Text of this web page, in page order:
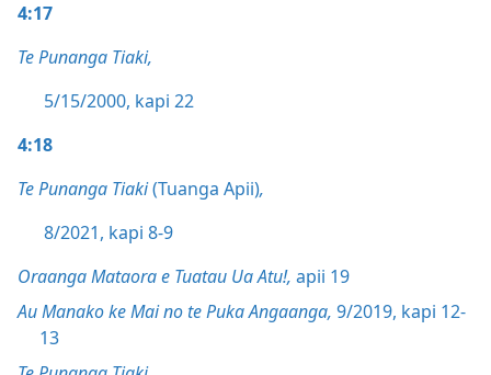
4:17
Te Punanga Tiaki,
5/15/2000, kapi 22
4:18
Te Punanga Tiaki(Tuanga Apii),
8/2021, kapi 8-9
Oraanga Mataora e Tuatau Ua Atu!, apii 19
Au Manako ke Mai no te Puka Angaanga, 9/2019, kapi 12-
13